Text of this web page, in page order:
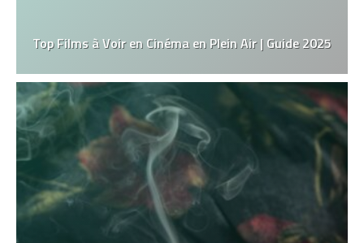
Top Films à Voir en Cinéma en Plein Air | Guide 2025